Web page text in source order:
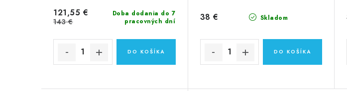
Doba dodania do 7
pracovných dní
121,55 €
143 €
DO KOŠÍKA
Skladom
38 €
DO KOŠÍKA